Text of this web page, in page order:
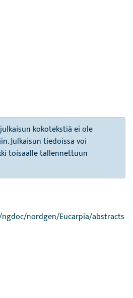
kokotekstiä ei ole
Julkaisun tiedoissa voi
toisaalle tallennettuun
nordgen/Eucarpia/abstracts